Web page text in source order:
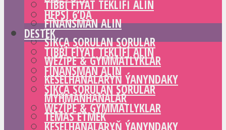
TIBBI FIYAT TEKLIFI ALIN
FINANSMAN ALIN
SIKÇA SORULAN SORULAR
WEZIPE & GYMMATLYKLAR
KESELHANALARYŇ ÝANYNDAKY
MYHMANHANALAR
TEMAS ETMEK
HEPSI 6’DA
DESTEK
TIBBI FIYAT TEKLIFI ALIN
FINANSMAN ALIN
SIKÇA SORULAN SORULAR
WEZIPE & GYMMATLYKLAR
KESELHANALARYŇ ÝANYNDAKY